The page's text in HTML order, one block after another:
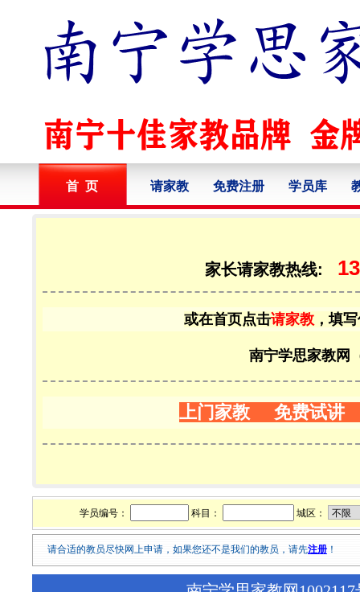
首 页 请家教 免费注册 学员库
家长请家教热线:
或在首页点击请家教 ，填
南宁学思家教网
上门家教 免费试讲
学员编号： 科目： 城区：
请合适的教员尽快网上申请，如果您还不是我们的教员，请先注册 ！